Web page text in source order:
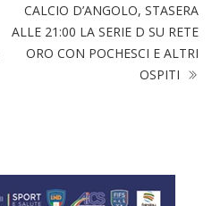
CALCIO D’ANGOLO, STASERA
ALLE 21:00 LA SERIE D SU RETE
ORO CON POCHESCI E ALTRI
OSPITI